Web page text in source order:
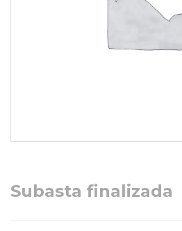
Subasta finalizada